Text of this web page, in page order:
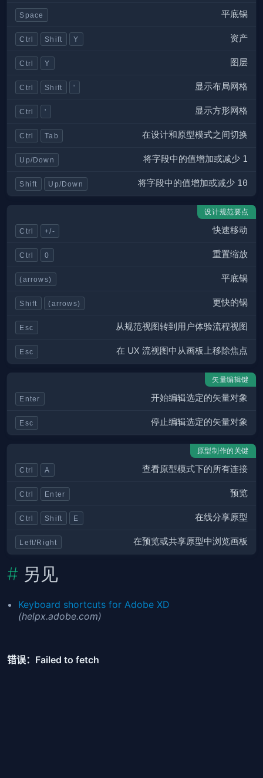
Space 平底锅
Ctrl Shift Y 资产
Ctrl Y 图层
Ctrl Shift ' 显示布局网格
Ctrl ' 显示方形网格
Ctrl Tab 在设计和原型模式之间切换
Up/Down 将字段中的值增加或减少 1
Shift Up/Down 将字段中的值增加或减少 10
设计规范要点
Ctrl +/- 快速移动
Ctrl 0 重置缩放
(arrows) 平底锅
Shift (arrows) 更快的锅
Esc 从规范视图转到用户体验流程视图
Esc 在 UX 流视图中从画板上移除焦点
矢量编辑键
Enter 开始编辑选定的矢量对象
Esc 停止编辑选定的矢量对象
原型制作的关键
Ctrl A 查看原型模式下的所有连接
Ctrl Enter 预览
Ctrl Shift E 在线分享原型
Left/Right 在预览或共享原型中浏览画板
另见
Keyboard shortcuts for Adobe XD
(helpx.adobe.com)